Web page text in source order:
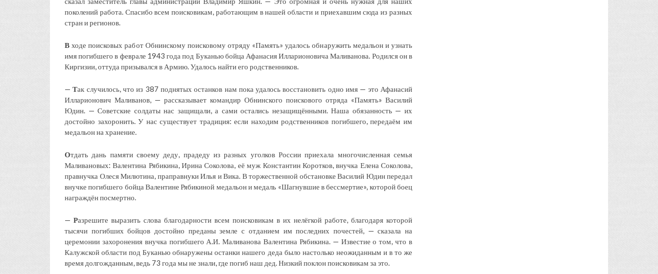
поколений работа. Спасибо всем поисковикам, работающим в нашей области и приехавшим сюда из разных
стран и регионов.
В ходе поисковых работ Обнинскому поисковому отряду «Память» удалось обнаружить медальон и узнать
имя погибшего в феврале 1943 года под Буканью бойца Афанасия Илларионовича Маливанова. Родился он в
Киргизии, оттуда призывался в Армию. Удалось найти его родственников.
—Так случилось, что из 387 поднятых останков нам пока удалось восстановить одно имя — это Афанасий
Илларионович Маливанов, — рассказывает командир Обнинского поискового отряда «Память» Василий
Юдин. — Советские солдаты нас защищали, а сами остались незащищёнными. Наша обязанность — их
достойно захоронить. У нас существует традиция: если находим родственников погибшего, передаём им
медальон на хранение.
Отдать дань памяти своему деду, прадеду из разных уголков России приехала многочисленная семья
Маливановых: Валентина Рябикина, Ирина Соколова, её муж Константин Коротков, внучка Елена Соколова,
правнучка Олеся Милютина, праправнуки Илья и Вика. В торжественной обстановке Василий Юдин передал
внучке погибшего бойца Валентине Рябикиной медальон и медаль «Шагнувшие в бессмертие», которой боец
награждён посмертно.
— Разрешите выразить слова благодарности всем поисковикам в их нелёгкой работе, благодаря которой
тысячи погибших бойцов достойно преданы земле с отданием им последних почестей, — сказала на
церемонии захоронения внучка погибшего А.И. Маливанова Валентина Рябикина. — Известие о том, что в
Калужской области под Буканью обнаружены останки нашего деда было настолько неожиданным и в то же
время долгожданным, ведь 73 года мы не знали, где погиб наш дед. Низкий поклон поисковикам за это.